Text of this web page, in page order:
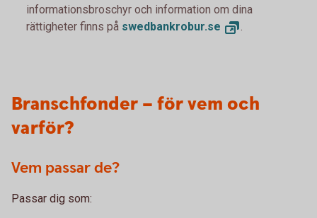
informationsbroschyr och information om dina
rättigheter finns på swedbankrobur.se .
Branschfonder – för vem och
varför?
Vem passar de?
Passar dig som: